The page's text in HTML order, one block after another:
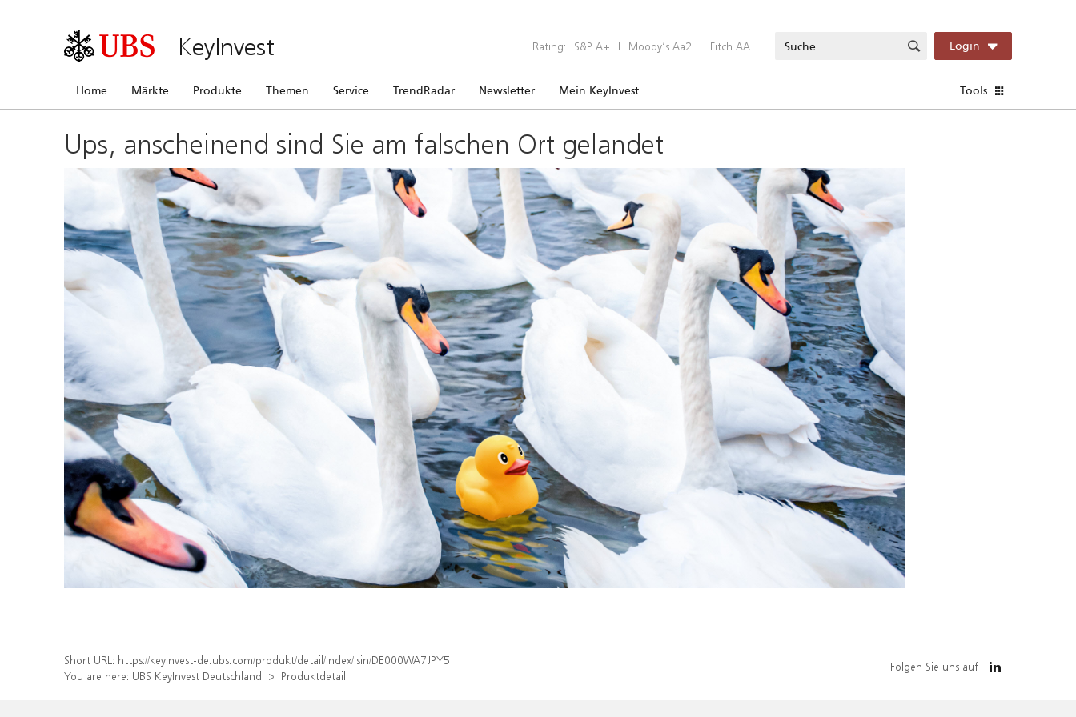
KeyInvest Rating: S&P A+ | Moody’s Aa2 | Fitch AA Login
Home Märkte Produkte Themen Service TrendRadar Newsletter Mein KeyInvest Tools
Ups, anscheinend sind Sie am falschen Ort gelandet
Short URL: https://keyinvest-de.ubs.com/produkt/detail/index/isin/DE000WA7JPY5
You are here: UBS KeyInvest Deutschland Produktdetail
Folgen Sie uns auf